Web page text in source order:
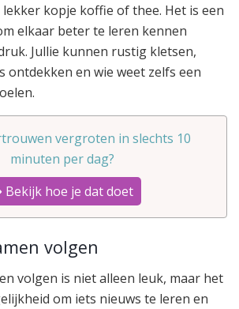
kopje koffie of thee. Het is een
elkaar beter te leren kennen
Jullie kunnen rustig kletsen,
ontdekken en wie weet zelfs een
vergroten in slechts 10
minuten per dag?
Bekijk hoe je dat doet
volgen
volgen is niet alleen leuk, maar het
om iets nieuws te leren en